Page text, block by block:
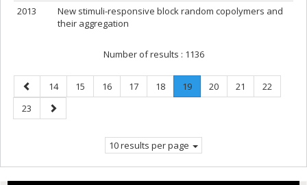
2013
New stimuli-responsive block random copolymers and
their aggregation
Number of results : 1136
Previous
page
Page
14 Page
15 Page
16 Page
17 Page
18 Page
19.
Current
Page
20 Page
21 Page
22
Page
23
Next
page
10 results per page